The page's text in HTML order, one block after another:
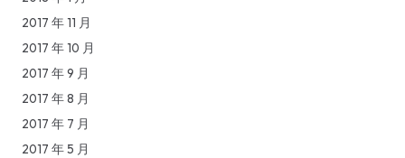
2017 年 11 月
2017 年 10 月
2017 年 9 月
2017 年 8 月
2017 年 7 月
2017 年 5 月